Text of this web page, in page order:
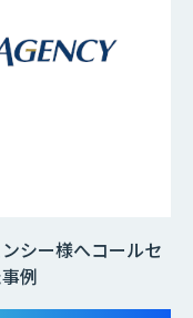
シー様へコールセ
例